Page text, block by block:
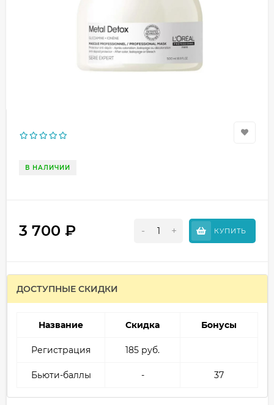
В НАЛИЧИИ
3 700 ₽ - + КУПИТЬ
ДОСТУПНЫЕ СКИДКИ
Название Скидка Бонусы
Регистрация 185 руб.
Бьюти-баллы - 37